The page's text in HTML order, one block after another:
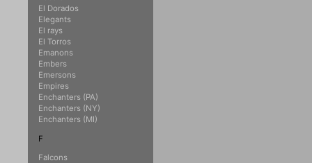
El Dorados
Elegants
El rays
El Torros
Emanons
Embers
Emersons
Empires
Enchanters (PA)
Enchanters (NY)
Enchanters (MI)
F
Falcons